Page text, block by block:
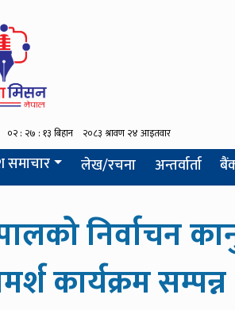
समाचार लेख/रचना अन्तर्वार्ता
निर्वाचन
कार्यक्रम सम्पन्न